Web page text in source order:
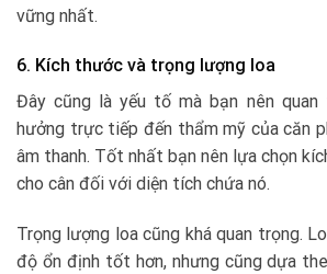
vững nhất.
6. Kích thước và trọng lượng loa
Đây cũng là yếu tố mà bạn nên
hưởng trực tiếp đến thẩm mỹ của căn
âm thanh. Tốt nhất bạn nên lựa chọn
cho cân đối với diện tích chứa nó.
Trọng lượng loa cũng khá quan trọng.
độ ổn định tốt hơn, nhưng cũng dựa